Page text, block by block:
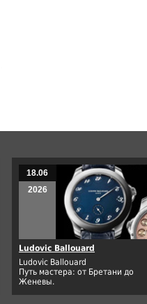
18.06
2026
Ludovic Ballouard
Ludovic Ballouard
Путь мастера: от Бретани до
Женевы.